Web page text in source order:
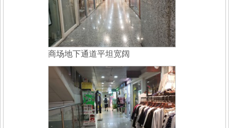
商场地下通道平坦宽阔